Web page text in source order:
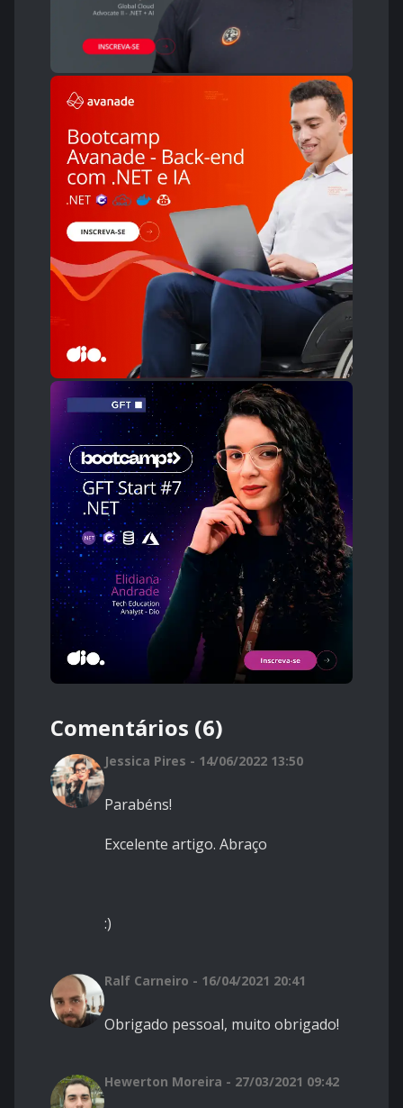
Comentários (6)
Jessica Pires - 14/06/2022 13:50
Parabéns!
Excelente artigo. Abraço
:)
Ralf Carneiro - 16/04/2021 20:41
Obrigado pessoal, muito obrigado!
Hewerton Moreira - 27/03/2021 09:42